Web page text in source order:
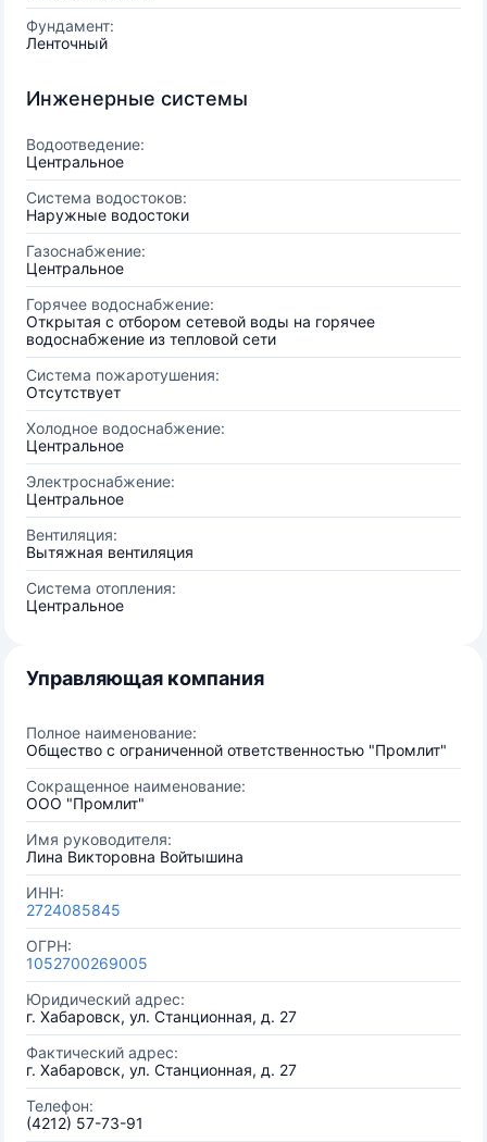
Фундамент:
Ленточный
Инженерные системы
Водоотведение:
Центральное
Система водостоков:
Наружные водостоки
Газоснабжение:
Центральное
Горячее водоснабжение:
Открытая с отбором сетевой воды на горячее
водоснабжение из тепловой сети
Система пожаротушения:
Отсутствует
Холодное водоснабжение:
Центральное
Электроснабжение:
Центральное
Вентиляция:
Вытяжная вентиляция
Система отопления:
Центральное
Управляющая компания
Полное наименование:
Общество с ограниченной ответственностью "Промлит"
Сокращенное наименование:
ООО "Промлит"
Имя руководителя:
Лина Викторовна Войтышина
ИНН:
2724085845
ОГРН:
1052700269005
Юридический адрес:
г. Хабаровск, ул. Станционная, д. 27
Фактический адрес:
г. Хабаровск, ул. Станционная, д. 27
Телефон:
(4212) 57-73-91